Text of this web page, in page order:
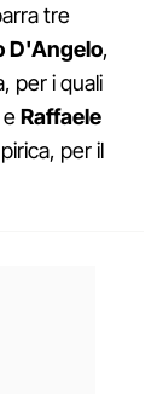
tre
D'Angelo,
per i quali
Raffaele
per il